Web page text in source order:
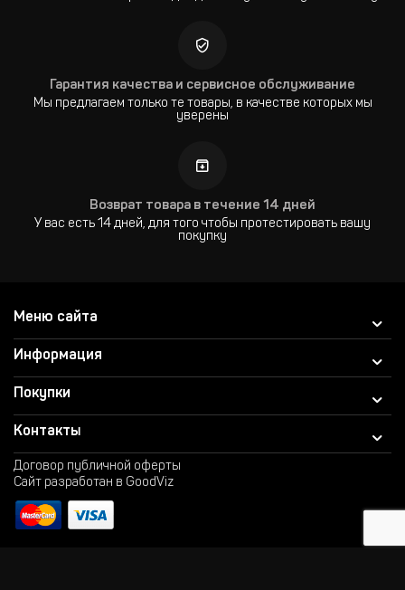
Гарантия качества и сервисное обслуживание
Мы предлагаем только те товары, в качестве которых мы
уверены
Возврат товара в течение 14 дней
У вас есть 14 дней, для того чтобы протестировать вашу
покупку
Меню сайта
Информация
Покупки
Контакты
Договор публичной оферты
Сайт разработан в GoodViz